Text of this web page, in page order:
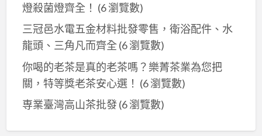
燈殺菌燈齊全！ (6 瀏覽數)
三冠邑水電五金材料批發零售，衛浴配件、水
龍頭、三角凡而齊全 (6 瀏覽數)
你喝的老茶是真的老茶嗎？樂菁茶業為您把
關，特等獎老茶安心選！ (6 瀏覽數)
専業臺灣高山茶批發(6 瀏覽數)